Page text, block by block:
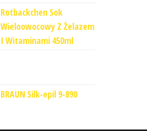
Rotbackchen Sok
Wieloowocowy Z Żelazem
I Witaminami 450ml
BRAUN Silk-epil 9-890